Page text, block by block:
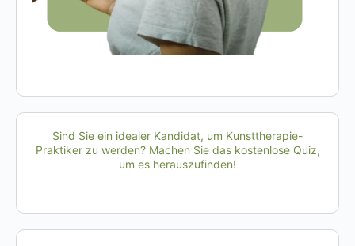
Sind Sie ein idealer Kandidat, um Kunsttherapie-
Praktiker zu werden? Machen Sie das kostenlose Quiz,
um es herauszufinden!